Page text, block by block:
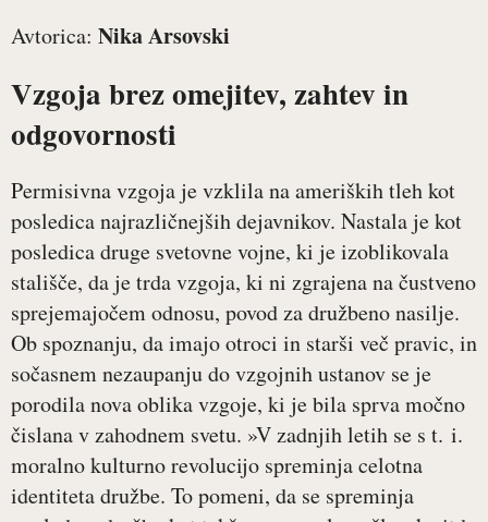
Avtorica: Nika Arsovski
Vzgoja brez omejitev, zahtev in
odgovornosti
Permisivna vzgoja je vzklila na ameriških tleh kot
posledica najrazličnejših dejavnikov. Nastala je kot
posledica druge svetovne vojne, ki je izoblikovala
stališče, da je trda vzgoja, ki ni zgrajena na čustveno
sprejemajočem odnosu, povod za družbeno nasilje.
Ob spoznanju, da imajo otroci in starši več pravic, in
sočasnem nezaupanju do vzgojnih ustanov se je
porodila nova oblika vzgoje, ki je bila sprva močno
čislana v zahodnem svetu. »V zadnjih letih se s t. i.
moralno kulturno revolucijo spreminja celotna
identiteta družbe. To pomeni, da se spreminja